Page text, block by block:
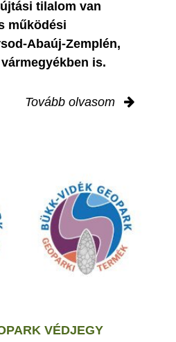
tilalom van
működési
Abaúj-Zemplén,
is.
Tovább olvasom
VÉDJEGY